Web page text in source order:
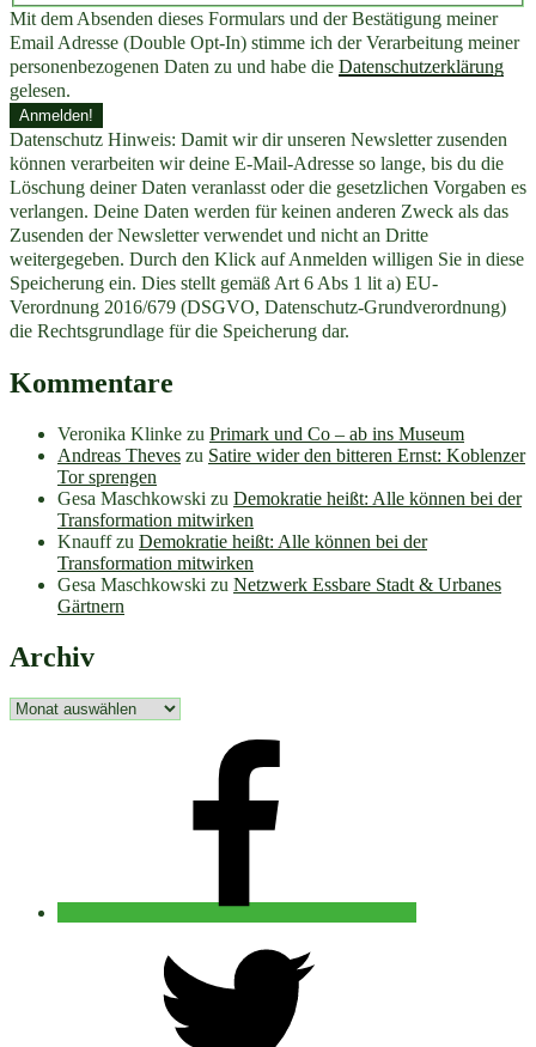
Mit dem Absenden dieses Formulars und der Bestätigung meiner
Email Adresse (Double Opt-In) stimme ich der Verarbeitung meiner
personenbezogenen Daten zu und habe die Datenschutzerklärung
gelesen.
Datenschutz Hinweis: Damit wir dir unseren Newsletter zusenden
können verarbeiten wir deine E-Mail-Adresse so lange, bis du die
Löschung deiner Daten veranlasst oder die gesetzlichen Vorgaben es
verlangen. Deine Daten werden für keinen anderen Zweck als das
Zusenden der Newsletter verwendet und nicht an Dritte
weitergegeben. Durch den Klick auf Anmelden willigen Sie in diese
Speicherung ein. Dies stellt gemäß Art 6 Abs 1 lit a) EU-
Verordnung 2016/679 (DSGVO, Datenschutz-Grundverordnung)
die Rechtsgrundlage für die Speicherung dar.
Kommentare
Veronika Klinke zu Primark und Co – ab ins Museum
Andreas Theves zu Satire wider den bitteren Ernst: Koblenzer
Tor sprengen
Gesa Maschkowski zu Demokratie heißt: Alle können bei der
Transformation mitwirken
Knauffzu Demokratie heißt: Alle können bei der
Transformation mitwirken
Gesa Maschkowski zu Netzwerk Essbare Stadt & Urbanes
Gärtnern
Archiv
Archiv